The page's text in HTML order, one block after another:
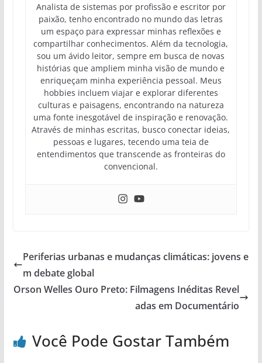
Analista de sistemas por profissão e escritor por
paixão, tenho encontrado no mundo das letras
um espaço para expressar minhas reflexões e
compartilhar conhecimentos. Além da tecnologia,
sou um ávido leitor, sempre em busca de novas
histórias que ampliem minha visão de mundo e
enriqueçam minha experiência pessoal. Meus
hobbies incluem viajar e explorar diferentes
culturas e paisagens, encontrando na natureza
uma fonte inesgotável de inspiração e renovação.
Através de minhas escritas, busco conectar ideias,
pessoas e lugares, tecendo uma teia de
entendimentos que transcende as fronteiras do
convencional.
Periferias urbanas e mudanças climáticas: jovens e
m debate global
Orson Welles Ouro Preto: Filmagens Inéditas Revel
adas em Documentário
Você Pode Gostar Também